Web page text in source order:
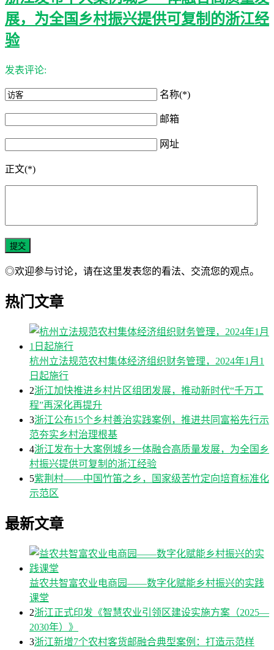
展，为全国乡村振兴提供可复制的浙江经
验
发表评论:
名称(*)
邮箱
网址
正文(*)
◎欢迎参与讨论，请在这里发表您的看法、交流您的观点。
热门文章
杭州立法规范农村集体经济组织财务管理，2024年1月1
日起施行
2浙江加快推进乡村片区组团发展，推动新时代“千万工
程”再深化再提升
3浙江公布15个乡村善治实践案例，推进共同富裕先行示
范夯实乡村治理根基
4浙江发布十大案例城乡一体融合高质量发展，为全国乡
村振兴提供可复制的浙江经验
5紫荆村——中国竹笛之乡，国家级苦竹定向培育标准化
示范区
最新文章
益农共智富农业电商园——数字化赋能乡村振兴的实践
课堂
2浙江正式印发《智慧农业引领区建设实施方案（2025—
2030年）》
3浙江新增7个农村客货邮融合典型案例：打造示范样